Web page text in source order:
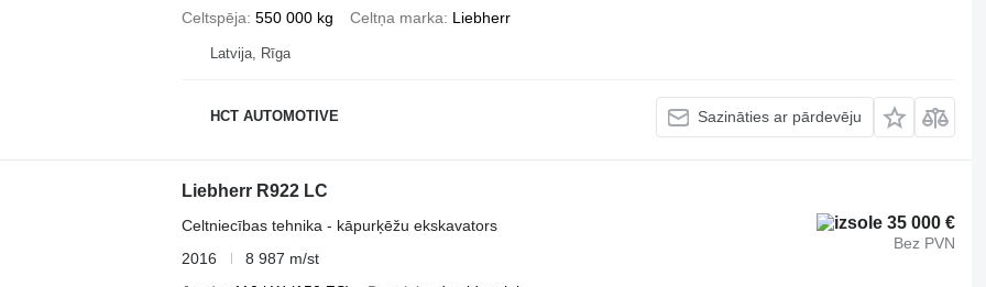
Celtspēja 550 000 kg Celtņa marka Liebherr
Latvija, Rīga
HCT AUTOMOTIVE Sazināties ar pārdevēju
Liebherr R922 LC
35 000 €
Bez PVN
Celtniecības tehnika - kāpurķēžu ekskavators
2016
8 987 m/st